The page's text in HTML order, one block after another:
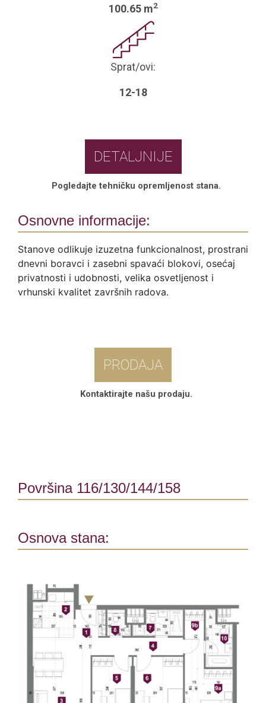
100.65 m2
Sprat/ovi:
12-18
DETALJNIJE
Pogledajte tehničku opremljenost stana.
Osnovne informacije:
Stanove odlikuje izuzetna funkcionalnost, prostrani
dnevni boravci i zasebni spavaći blokovi, osećaj
privatnosti i udobnosti, velika osvetljenost i
vrhunski kvalitet završnih radova.
PRODAJA
Kontaktirajte našu prodaju.
Površina 116/130/144/158
Osnova stana: